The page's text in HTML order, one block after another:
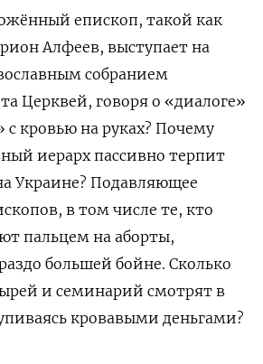
епископ, такой как
Алфеев, выступает на
собранием
Церквей, говоря о «диалоге»
кровью на руках? Почему
иерарх пассивно терпит
Украине? Подавляющее
в том числе те, кто
пальцем на аборты,
большей бойне. Сколько
и семинарий смотрят в
кровавыми деньгами?